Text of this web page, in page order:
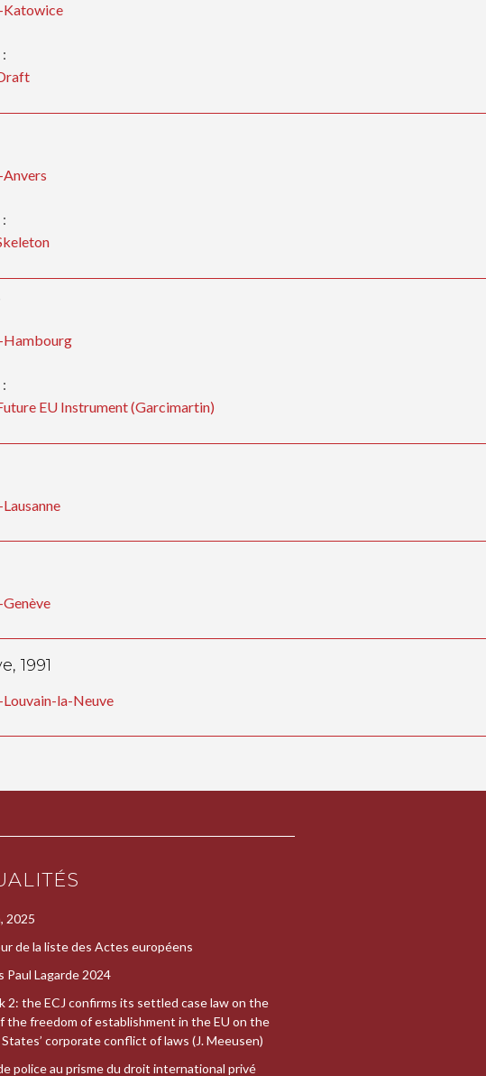
Katowice
Hambourg
EU Instrument (Garcimartin)
1991
la-Neuve
2025
de la liste des Actes européens
Paul Lagarde 2024
2: the ECJ confirms its settled case law on the
the freedom of establishment in the EU on the
corporate conflict of laws (J. Meeusen)
police au prisme du droit international privé